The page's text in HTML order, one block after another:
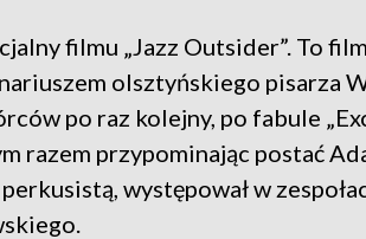
filmu „Jazz Outsider”. To
olsztyńskiego pisarza
po raz kolejny, po fabule
razem przypominając postać
występował w